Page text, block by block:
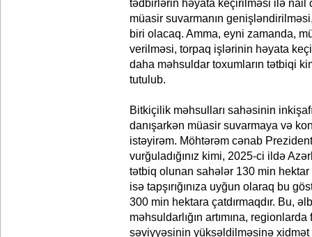
tədbirlərin həyata keçirilməsi ilə nail
müasir suvarmanın
biri olacaq. Amma, eyni zamanda,
verilməsi, torpaq işlərinin həyata
daha məhsuldar toxumların tətbiqi
tutulub.
Bitkiçilik məhsulları sahəsinin
danışarkən müasir suvarmaya və
istəyirəm. Möhtərəm cənab Prezident,
vurğuladığınız kimi, 2025-ci ildə
tətbiq olunan sahələr 130 min
isə tapşırığınıza uyğun olaraq bu
300 min hektara çatdırmaqdır. Bu,
məhsuldarlığın artımına,
səviyyəsinin yüksəldilməsinə